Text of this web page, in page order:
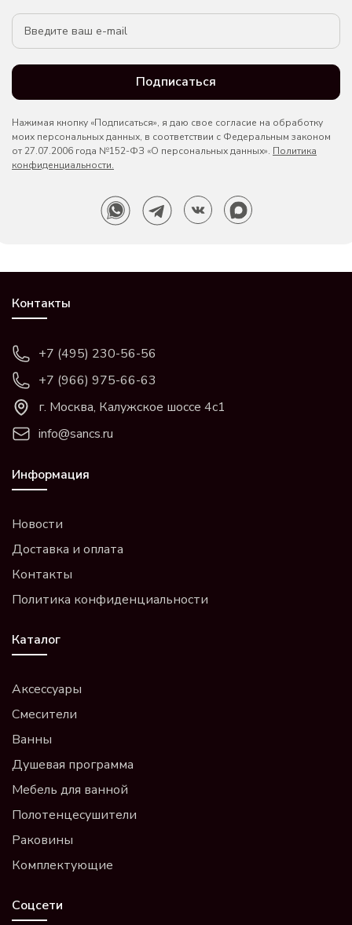
Подписаться
Нажимая кнопку «Подписаться», я даю свое согласие на обработку
моих персональных данных, в соответствии с Федеральным законом
от 27.07.2006 года №152-ФЗ «О персональных данных». Политика
конфиденциальности.
Контакты
+7 (495) 230-56-56
+7 (966) 975-66-63
г. Москва, Калужское шоссе 4с1
info@sancs.ru
Информация
Новости
Доставка и оплата
Контакты
Политика конфиденциальности
Каталог
Аксессуары
Смесители
Ванны
Душевая программа
Мебель для ванной
Полотенцесушители
Раковины
Комплектующие
Соцсети